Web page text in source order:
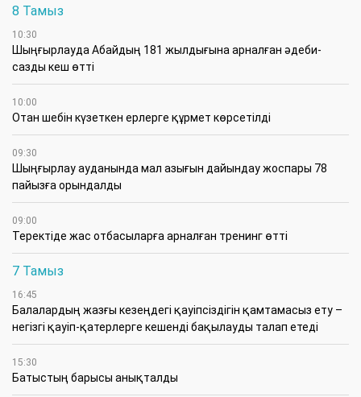
8 Тамыз
10:30
Шыңғырлауда Абайдың 181 жылдығына арналған әдеби-
сазды кеш өтті
10:00
Отан шебін күзеткен ерлерге құрмет көрсетілді
09:30
​Шыңғырлау ауданында мал азығын дайындау жоспары 78
пайызға орындалды
09:00
​Теректіде жас отбасыларға арналған тренинг өтті
7 Тамыз
16:45
Балалардың жазғы кезеңдегі қауіпсіздігін қамтамасыз ету –
негізгі қауіп-қатерлерге кешенді бақылауды талап етеді
15:30
Батыстың барысы анықталды